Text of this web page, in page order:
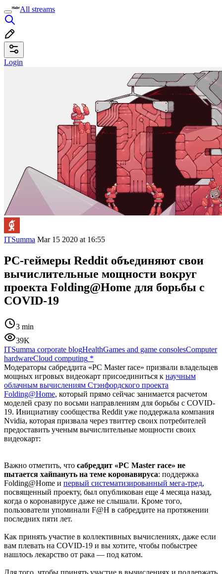
All streams
Login
ITSumma Mar 15 2020 at 16:55
PC-геймеры Reddit объединяют свои
вычислительные мощности вокруг
проекта Folding@Home для борьбы с
COVID-19
3 min
39K
ITSumma corporate blogHealthGames and game consolesComputer
hardwareCloud computing *
Модераторы сабреддита «PC Master race» призвали владельцев
мощных игровых видеокарт присоединиться к научным
облачным вычислениям Стэнфордского проекта
Folding@Home, который прямо сейчас занимается расчетом
моделей сразу по восьми направлениям для борьбы с COVID-
19. Инициативу сообщества Reddit уже поддержала компания
Nvidia, которая призвала через твиттер своих потребителей
предоставить ученым вычислительные мощности своих
видеокарт:
Важно отметить, что сабреддит «PC Master race» не
пытается хайпануть на теме коронавируса: поддержка
Folding@Home и первый систематизированный мега-тред,
посвященный проекту, был опубликован еще 4 месяца назад,
когда о коронавирусе даже не слышали. Кроме того,
пользователи упоминали F@H в сабреддите на протяжении
последних пяти лет.
Как принять участие в коллективных вычислениях, даже если
вам плевать на COVID-19 и вы хотите, чтобы побыстрее
нашлось лекарство от рака — под катом.
Для того, чтобы принять участие в вычислениях и поддержать